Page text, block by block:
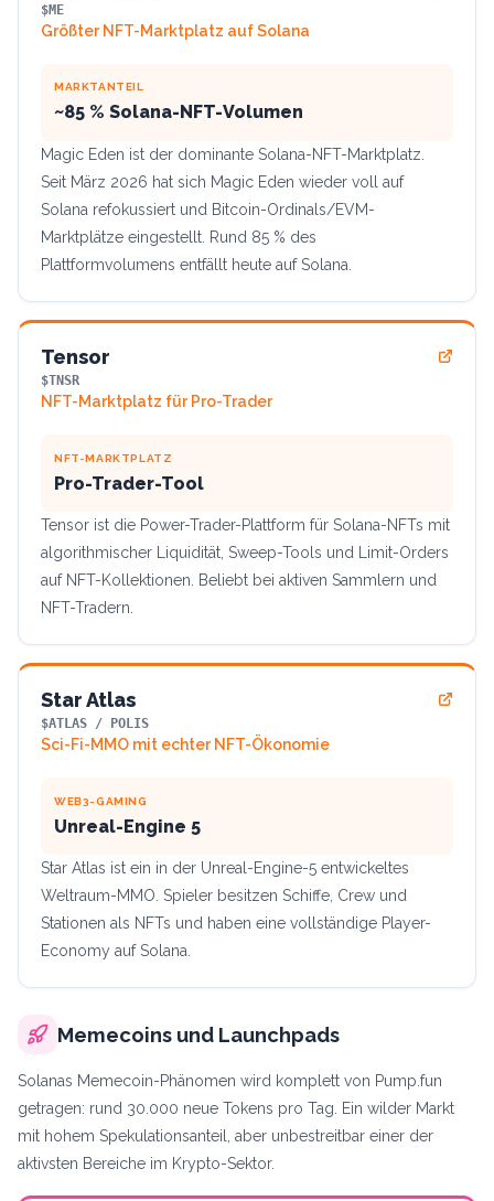
$ME
Größter NFT-Marktplatz auf Solana
MARKTANTEIL
~85 % Solana-NFT-Volumen
Magic Eden ist der dominante Solana-NFT-Marktplatz.
Seit März 2026 hat sich Magic Eden wieder voll auf
Solana refokussiert und Bitcoin-Ordinals/EVM-
Marktplätze eingestellt. Rund 85 % des
Plattformvolumens entfällt heute auf Solana.
Tensor
$TNSR
NFT-Marktplatz für Pro-Trader
NFT-MARKTPLATZ
Pro-Trader-Tool
Tensor ist die Power-Trader-Plattform für Solana-NFTs mit
algorithmischer Liquidität, Sweep-Tools und Limit-Orders
auf NFT-Kollektionen. Beliebt bei aktiven Sammlern und
NFT-Tradern.
Star Atlas
$ATLAS / POLIS
Sci-Fi-MMO mit echter NFT-Ökonomie
WEB3-GAMING
Unreal-Engine 5
Star Atlas ist ein in der Unreal-Engine-5 entwickeltes
Weltraum-MMO. Spieler besitzen Schiffe, Crew und
Stationen als NFTs und haben eine vollständige Player-
Economy auf Solana.
Memecoins und Launchpads
Solanas Memecoin-Phänomen wird komplett von Pump.fun
getragen: rund 30.000 neue Tokens pro Tag. Ein wilder Markt
mit hohem Spekulationsanteil, aber unbestreitbar einer der
aktivsten Bereiche im Krypto-Sektor.